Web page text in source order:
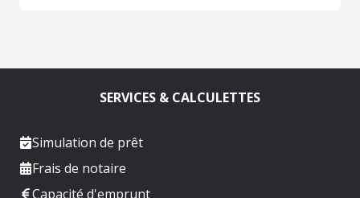
SERVICES & CALCULETTES
Simulation de prêt
Frais de notaire
Capacité d'emprunt